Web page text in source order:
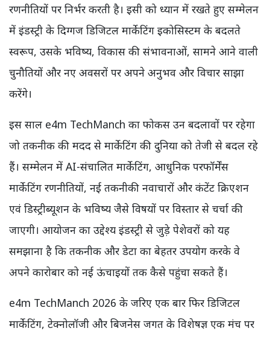
रणनीतियों पर निर्भर करती है। इसी को ध्यान में रखते हुए सम्मेलन
में इंडस्ट्री के दिग्गज डिजिटल मार्केटिंग इकोसिस्टम के बदलते
स्वरूप, उसके भविष्य, विकास की संभावनाओं, सामने आने वाली
चुनौतियों और नए अवसरों पर अपने अनुभव और विचार साझा
करेंगे।
इस साल e4m TechManch का फोकस उन बदलावों पर रहेगा
जो तकनीक की मदद से मार्केटिंग की दुनिया को तेजी से बदल रहे
हैं। सम्मेलन में AI-संचालित मार्केटिंग, आधुनिक परफॉर्मेंस
मार्केटिंग रणनीतियों, नई तकनीकी नवाचारों और कंटेंट क्रिएशन
एवं डिस्ट्रीब्यूशन के भविष्य जैसे विषयों पर विस्तार से चर्चा की
जाएगी। आयोजन का उद्देश्य इंडस्ट्री से जुड़े पेशेवरों को यह
समझाना है कि तकनीक और डेटा का बेहतर उपयोग करके वे
अपने कारोबार को नई ऊंचाइयों तक कैसे पहुंचा सकते हैं।
e4m TechManch 2026 के जरिए एक बार फिर डिजिटल
मार्केटिंग, टेक्नोलॉजी और बिजनेस जगत के विशेषज्ञ एक मंच पर